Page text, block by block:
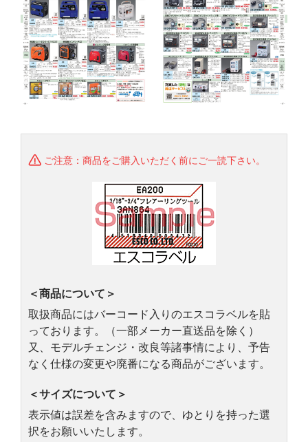
ご注意：商品をご購入いただく前にご一読下さい。
＜商品について＞
取扱商品にはバーコード入りのエスコラベルを貼
っております。（一部メーカー直送品を除く）
又、モデルチェンジ・改良等諸事情により、予告
なく仕様の変更や廃番になる商品がございます。
＜サイズについて＞
表示値は誤差を含みますので、ゆとりを持った選
択をお願いいたします。